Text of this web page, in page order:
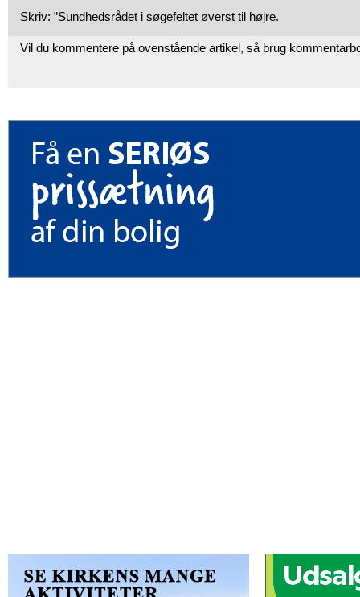
Skriv: ”Sundhedsrådet i søgefeltet øverst til højre.
Vil du kommentere på ovenstående artikel, så brug